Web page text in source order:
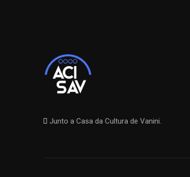
Junto a Casa da Cultura de Vanini.